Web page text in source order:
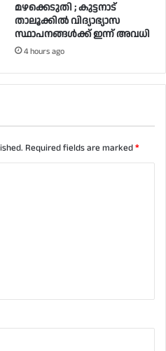
മഴക്കെടുതി ; കുട്ടനാട്
താലൂക്കിൽ വി​​​ദ്യാഭ്യാസ
സ്ഥാപനങ്ങൾക്ക് ഇന്ന് അവധി
4 hours ago
Required fields are marked*